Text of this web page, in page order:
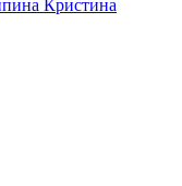
Кристина